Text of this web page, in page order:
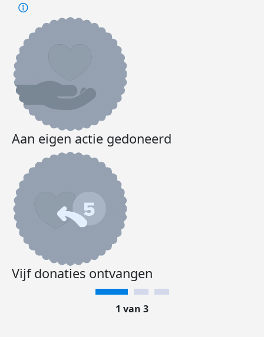
Aan eigen actie gedoneerd
Vijf donaties ontvangen
1 van 3